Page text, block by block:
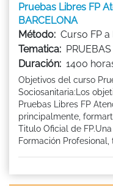
Pruebas Libres FP
BARCELONA
Método: Curso FP a
Tematica:
Duración: 1400
Objetivos del curso
Sociosanitaria:Los
Pruebas Libres FP
principalmente,
Titulo Oficial de
Formación Profesional,